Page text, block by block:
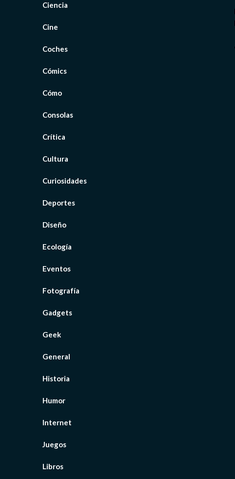
Ciencia
Cine
Coches
Cómics
Cómo
Consolas
Crítica
Cultura
Curiosidades
Deportes
Diseño
Ecología
Eventos
Fotografía
Gadgets
Geek
General
Historia
Humor
Internet
Juegos
Libros